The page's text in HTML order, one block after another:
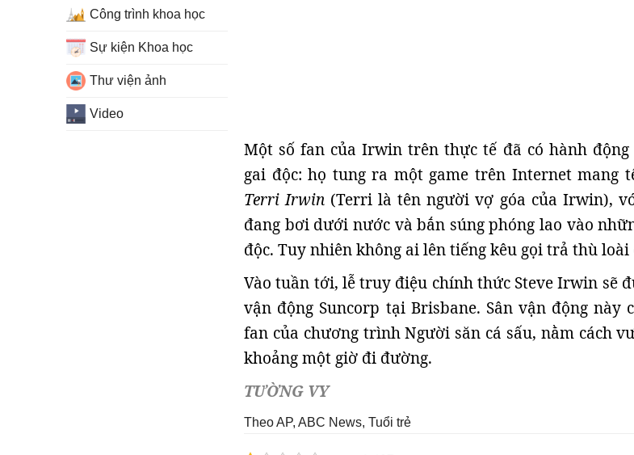
Một số fan của Irwin trên thực tế đã có hành động
gai độc: họ tung ra một game trên Internet mang
Terri Irwin (Terri là tên người vợ góa của Irwin),
đang bơi dưới nước và bắn súng phóng lao vào
độc. Tuy nhiên không ai lên tiếng kêu gọi trả thù loài
Vào tuần tới, lễ truy điệu chính thức Steve Irwin sẽ
vận động Suncorp tại Brisbane. Sân vận động này
fan của chương trình Người săn cá sấu, nằm cách
khoảng một giờ đi đường.
TƯỜNG VY
Theo AP, ABC News, Tuổi trẻ
Công trình khoa học
Sự kiện Khoa học
Thư viện ảnh
Video